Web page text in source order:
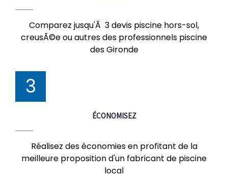
Comparez jusqu'Ã 3 devis piscine hors-sol,
creusÃ©e ou autres des professionnels piscine
des Gironde
3
ÉCONOMISEZ
Réalisez des économies en profitant de la
meilleure proposition d'un fabricant de piscine
local